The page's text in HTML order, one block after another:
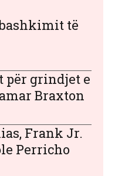
të
për grindjet e
Braxton
Frank Jr.
Perricho